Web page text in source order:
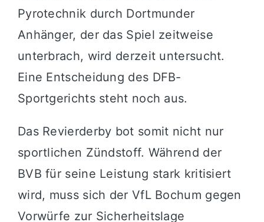
Pyrotechnik durch Dortmunder
Anhänger, der das Spiel zeitweise
unterbrach, wird derzeit untersucht.
Eine Entscheidung des DFB-
Sportgerichts steht noch aus.
Das Revierderby bot somit nicht nur
sportlichen Zündstoff. Während der
BVB für seine Leistung stark kritisiert
wird, muss sich der VfL Bochum gegen
Vorwürfe zur Sicherheitslage